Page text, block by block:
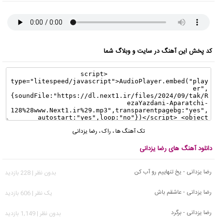
کد پخش این آهنگ در سایت و وبلاگ شما
تک آهنگ ها، راک، رضا یزدانی
دانلود آهنگ های رضا یزدانی
رضا یزدانی - یخ تنهاییم رو آب کن
بدون نظر | 228 بازدید
رضا یزدانی - عاشقم باش
يک نظر | 606 بازدید
رضا یزدانی - برگرد
بدون نظر | 1,149 بازدید